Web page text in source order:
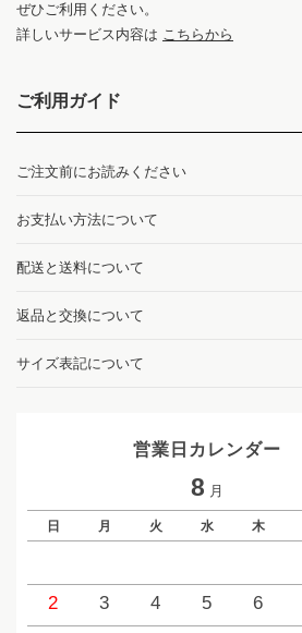
ぜひご利用ください。
詳しいサービス内容は こちらから
ご利用ガイド
ご注文前にお読みください
お支払い方法について
配送と送料について
返品と交換について
サイズ表記について
営業日カレンダー
8 月
日 月 火 水 木
2
3 4 5 6